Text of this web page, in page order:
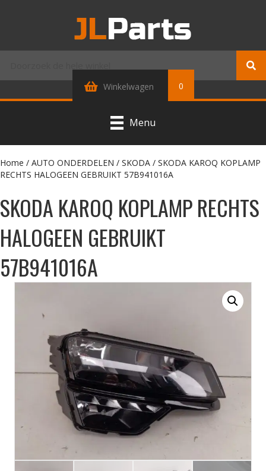
Winkelwagen 0
Menu
Home / AUTO ONDERDELEN / SKODA / SKODA KAROQ KOPLAMP
RECHTS HALOGEEN GEBRUIKT 57B941016A
SKODA KAROQ KOPLAMP RECHTS
HALOGEEN GEBRUIKT
57B941016A